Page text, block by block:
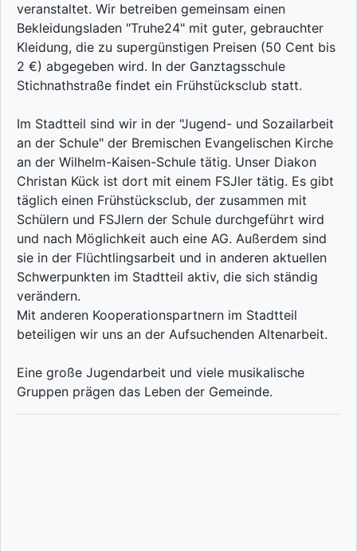
veranstaltet. Wir betreiben gemeinsam einen
Bekleidungsladen "Truhe24" mit guter, gebrauchter
Kleidung, die zu supergünstigen Preisen (50 Cent bis
2 €) abgegeben wird. In der Ganztagsschule
Stichnathstraße findet ein Frühstücksclub statt.
Im Stadtteil sind wir in der "Jugend- und Sozailarbeit
an der Schule" der Bremischen Evangelischen Kirche
an der Wilhelm-Kaisen-Schule tätig. Unser Diakon
Christan Kück ist dort mit einem FSJler tätig. Es gibt
täglich einen Frühstücksclub, der zusammen mit
Schülern und FSJlern der Schule durchgeführt wird
und nach Möglichkeit auch eine AG. Außerdem sind
sie in der Flüchtlingsarbeit und in anderen aktuellen
Schwerpunkten im Stadtteil aktiv, die sich ständig
verändern.
Mit anderen Kooperationspartnern im Stadtteil
beteiligen wir uns an der Aufsuchenden Altenarbeit.
Eine große Jugendarbeit und viele musikalische
Gruppen prägen das Leben der Gemeinde.